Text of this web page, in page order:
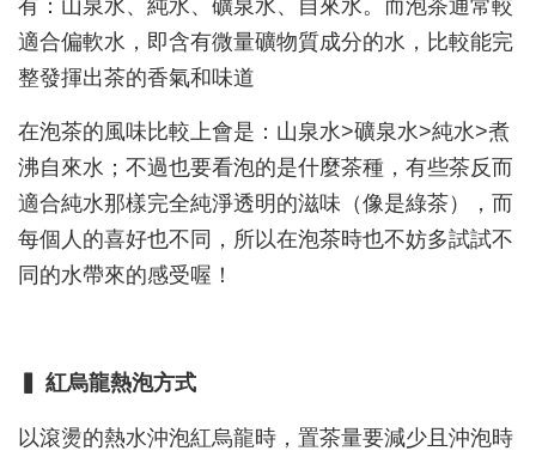
有：山泉水、純水、礦泉水、自來水。而泡茶通常較
適合偏軟水，即含有微量礦物質成分的水，比較能完
整發揮出茶的香氣和味道
在泡茶的風味比較上會是：山泉水>礦泉水>純水>煮
沸自來水；不過也要看泡的是什麼茶種，有些茶反而
適合純水那樣完全純淨透明的滋味（像是綠茶），而
每個人的喜好也不同，所以在泡茶時也不妨多試試不
同的水帶來的感受喔！
▍ 紅烏龍熱泡方式
以滾燙的熱水沖泡紅烏龍時，置茶量要減少且沖泡時